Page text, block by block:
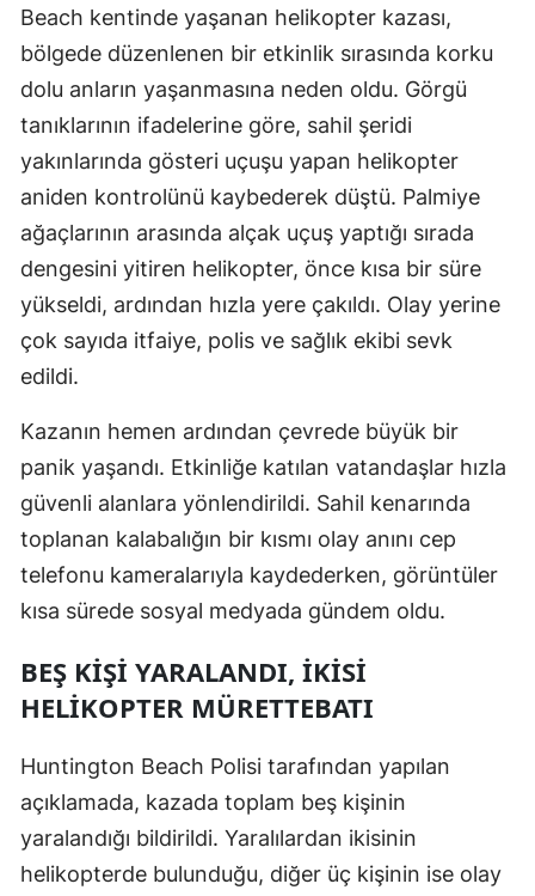
Giresun
Gümüşhane
Hakkari
Hatay
Isparta
Mersin
İstanbul
Kars
Kastamonu
Kayseri
Kırklareli
Kocaeli
Kütahya
Malatya
Manisa
Beach kentinde yaşanan helikopter kazası,
bölgede düzenlenen bir etkinlik sırasında korku
dolu anların yaşanmasına neden oldu. Görgü
tanıklarının ifadelerine göre, sahil şeridi
yakınlarında gösteri uçuşu yapan helikopter
aniden kontrolünü kaybederek düştü. Palmiye
ağaçlarının arasında alçak uçuş yaptığı sırada
dengesini yitiren helikopter, önce kısa bir süre
yükseldi, ardından hızla yere çakıldı. Olay yerine
çok sayıda itfaiye, polis ve sağlık ekibi sevk
edildi.
Kazanın hemen ardından çevrede büyük bir
panik yaşandı. Etkinliğe katılan vatandaşlar hızla
güvenli alanlara yönlendirildi. Sahil kenarında
toplanan kalabalığın bir kısmı olay anını cep
telefonu kameralarıyla kaydederken, görüntüler
kısa sürede sosyal medyada gündem oldu.
BEŞ KIŞI YARALANDI, İKISI
HELIKOPTER MÜRETTEBATI
Huntington Beach Polisi tarafından yapılan
açıklamada, kazada toplam beş kişinin
yaralandığı bildirildi. Yaralılardan ikisinin
helikopterde bulunduğu, diğer üç kişinin ise olay